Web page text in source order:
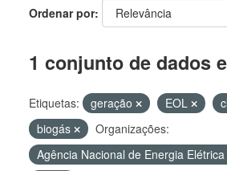
Ordenar por
1 conjunto de dados
Etiquetas: geração EOL
biogás
Organizações:
Agência Nacional de Energia Elétrica